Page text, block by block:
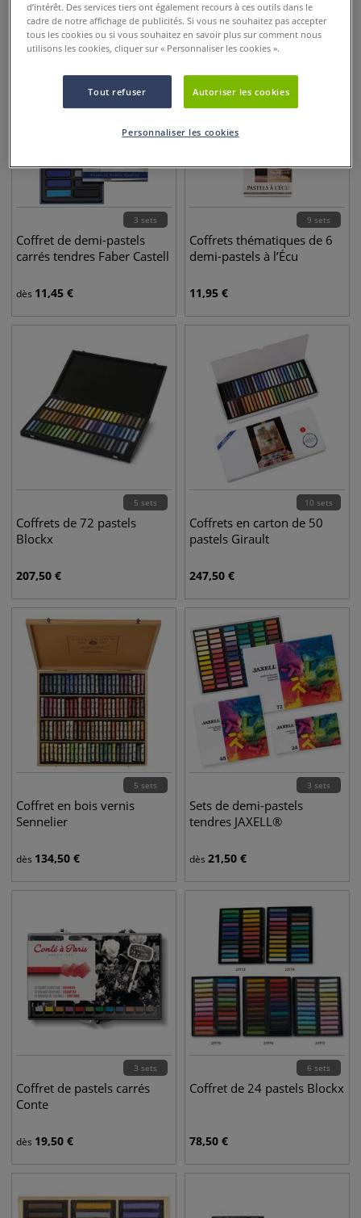
dès 54,50 € 123,50€
3 sets
Coffret de demi-pastels
carrés tendres Faber Castell
dès 11,45 €
9 sets
Coffrets thématiques de 6
demi-pastels à l’Écu
11,95 €
5 sets
Coffrets de 72 pastels
Blockx
207,50 €
10 sets
Coffrets en carton de 50
pastels Girault
247,50 €
5 sets
Coffret en bois vernis
Sennelier
dès 134,50 €
3 sets
Sets de demi-pastels
tendres JAXELL®
dès 21,50 €
3 sets
Coffret de pastels carrés
Conte
dès 19,50 €
6 sets
Coffret de 24 pastels Blockx
78,50 €
d’intérêt. Des services tiers ont également recours à ces outils dans le
cadre de notre affichage de publicités. Si vous ne souhaitez pas accepter
tous les cookies ou si vous souhaitez en savoir plus sur comment nous
utilisons les cookies, cliquer sur « Personnaliser les cookies ».
Tout refuser Autoriser les cookies
Personnaliser les cookies